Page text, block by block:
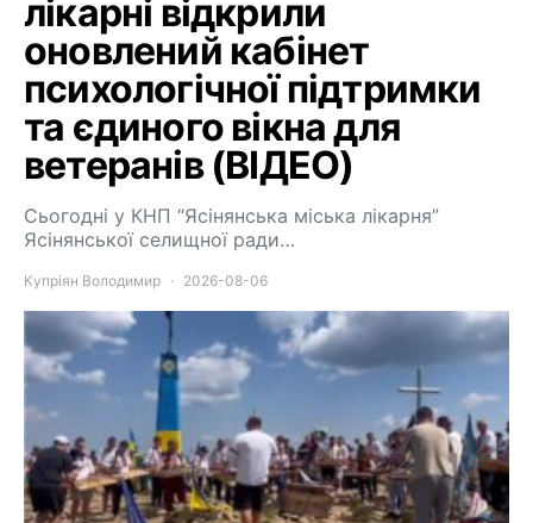
лікарні відкрили
оновлений кабінет
психологічної підтримки
та єдиного вікна для
ветеранів (ВІДЕО)
Сьогодні у КНП “Ясінянська міська лікарня”
Ясінянської селищної ради…
Купріян Володимир 2026-08-06